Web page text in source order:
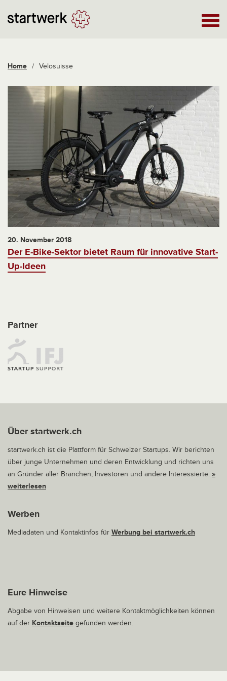
Home / Velosuisse
20. November 2018
Der E-Bike-Sektor bietet Raum für innovative Start-
Up-Ideen
Partner
Über startwerk.ch
startwerk.ch ist die Plattform für Schweizer Startups. Wir berichten
über junge Unternehmen und deren Entwicklung und richten uns
an Gründer aller Branchen, Investoren und andere Interessierte. »
weiterlesen
Werben
Mediadaten und Kontaktinfos für Werbung bei startwerk.ch
Eure Hinweise
Abgabe von Hinweisen und weitere Kontaktmöglichkeiten können
auf der Kontaktseite gefunden werden.